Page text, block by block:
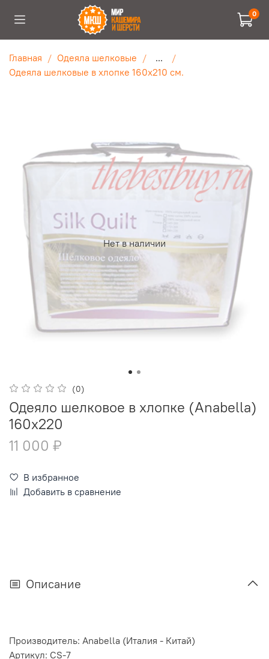
0
Главная Одеяла шелковые
...
Одеяла шелковые в хлопке 160х210 см.
Нет в наличии
(0)
Одеяло шелковое в хлопке (Anabella)
160х220
11 000 ₽
В избранное
Добавить в сравнение
Описание
Производитель: Anabella (Италия - Китай)
Артикул: CS-7